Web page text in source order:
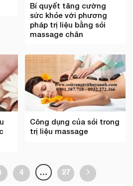
Bí quyết tăng cường
sức khỏe với phương
pháp trị liệu bằng sỏi
massage chân
Công dụng của sỏi trong
trị liệu massage
4 … 27